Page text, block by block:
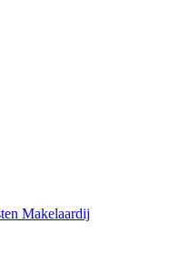
Makelaardij